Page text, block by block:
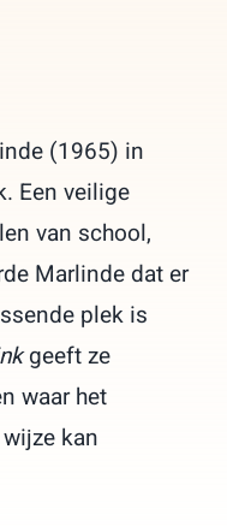
(1965) in
Een veilige
van school,
Marlinde dat er
plek is
geeft ze
waar het
kan